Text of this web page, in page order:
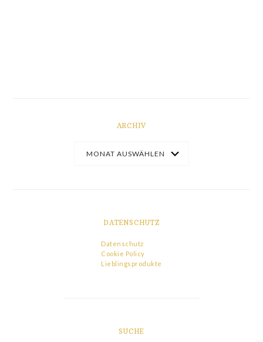
ARCHIV
DATENSCHUTZ
Datenschutz
Cookie Policy
Lieblingsprodukte
SUCHE